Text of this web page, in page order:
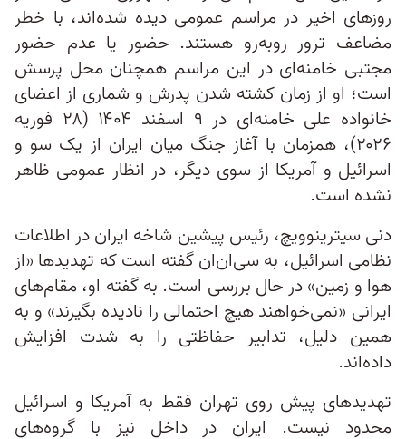
روزهای اخیر در مراسم عمومی دیده شده‌اند، با خطر
مضاعف ترور روبه‌رو هستند. حضور یا عدم حضور
مجتبی خامنه‌ای در این مراسم همچنان محل پرسش
است؛ او از زمان کشته شدن پدرش و شماری از اعضای
خانواده علی خامنه‌ای در ۹ اسفند ۱۴۰۴ (۲۸ فوریه
۲۰۲۶)، همزمان با آغاز جنگ میان ایران از یک سو و
اسرائیل و آمریکا از سوی دیگر، در انظار عمومی ظاهر
نشده است.
دنی سیترینوویچ، رئیس پیشین شاخه ایران در اطلاعات
نظامی اسرائیل، به سی‌ان‌ان گفته است که تهدیدها «از
هوا و زمین» در حال بررسی است. به گفته او، مقام‌های
ایرانی «نمی‌خواهند هیچ احتمالی را نادیده بگیرند» و به
همین دلیل، تدابیر حفاظتی را به شدت افزایش
داده‌اند.
تهدیدهای پیش روی تهران فقط به آمریکا و اسرائیل
محدود نیست. ایران در داخل نیز با گروه‌های